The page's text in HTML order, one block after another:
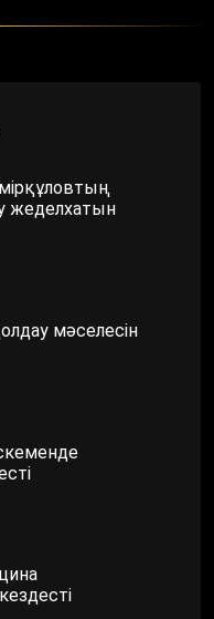
жеделхатын
мәселесін